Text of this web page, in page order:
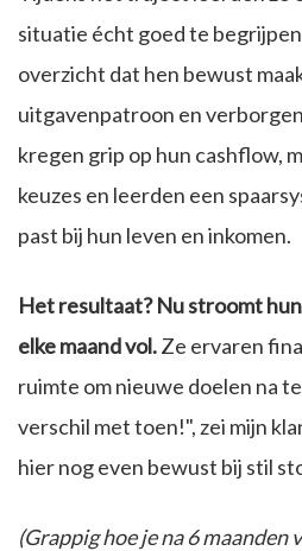
situatie écht goed te
overzicht dat hen bewust
uitgavenpatroon en
kregen grip op hun cashflow,
keuzes en leerden een
past bij hun leven en inkomen.
Het resultaat? Nu stroomt
elke maand vol.Ze ervaren
ruimte om nieuwe doelen na
verschil met toen!", zei mijn
hier nog even bewust bij stil
(Grappig hoe je na 6 maanden